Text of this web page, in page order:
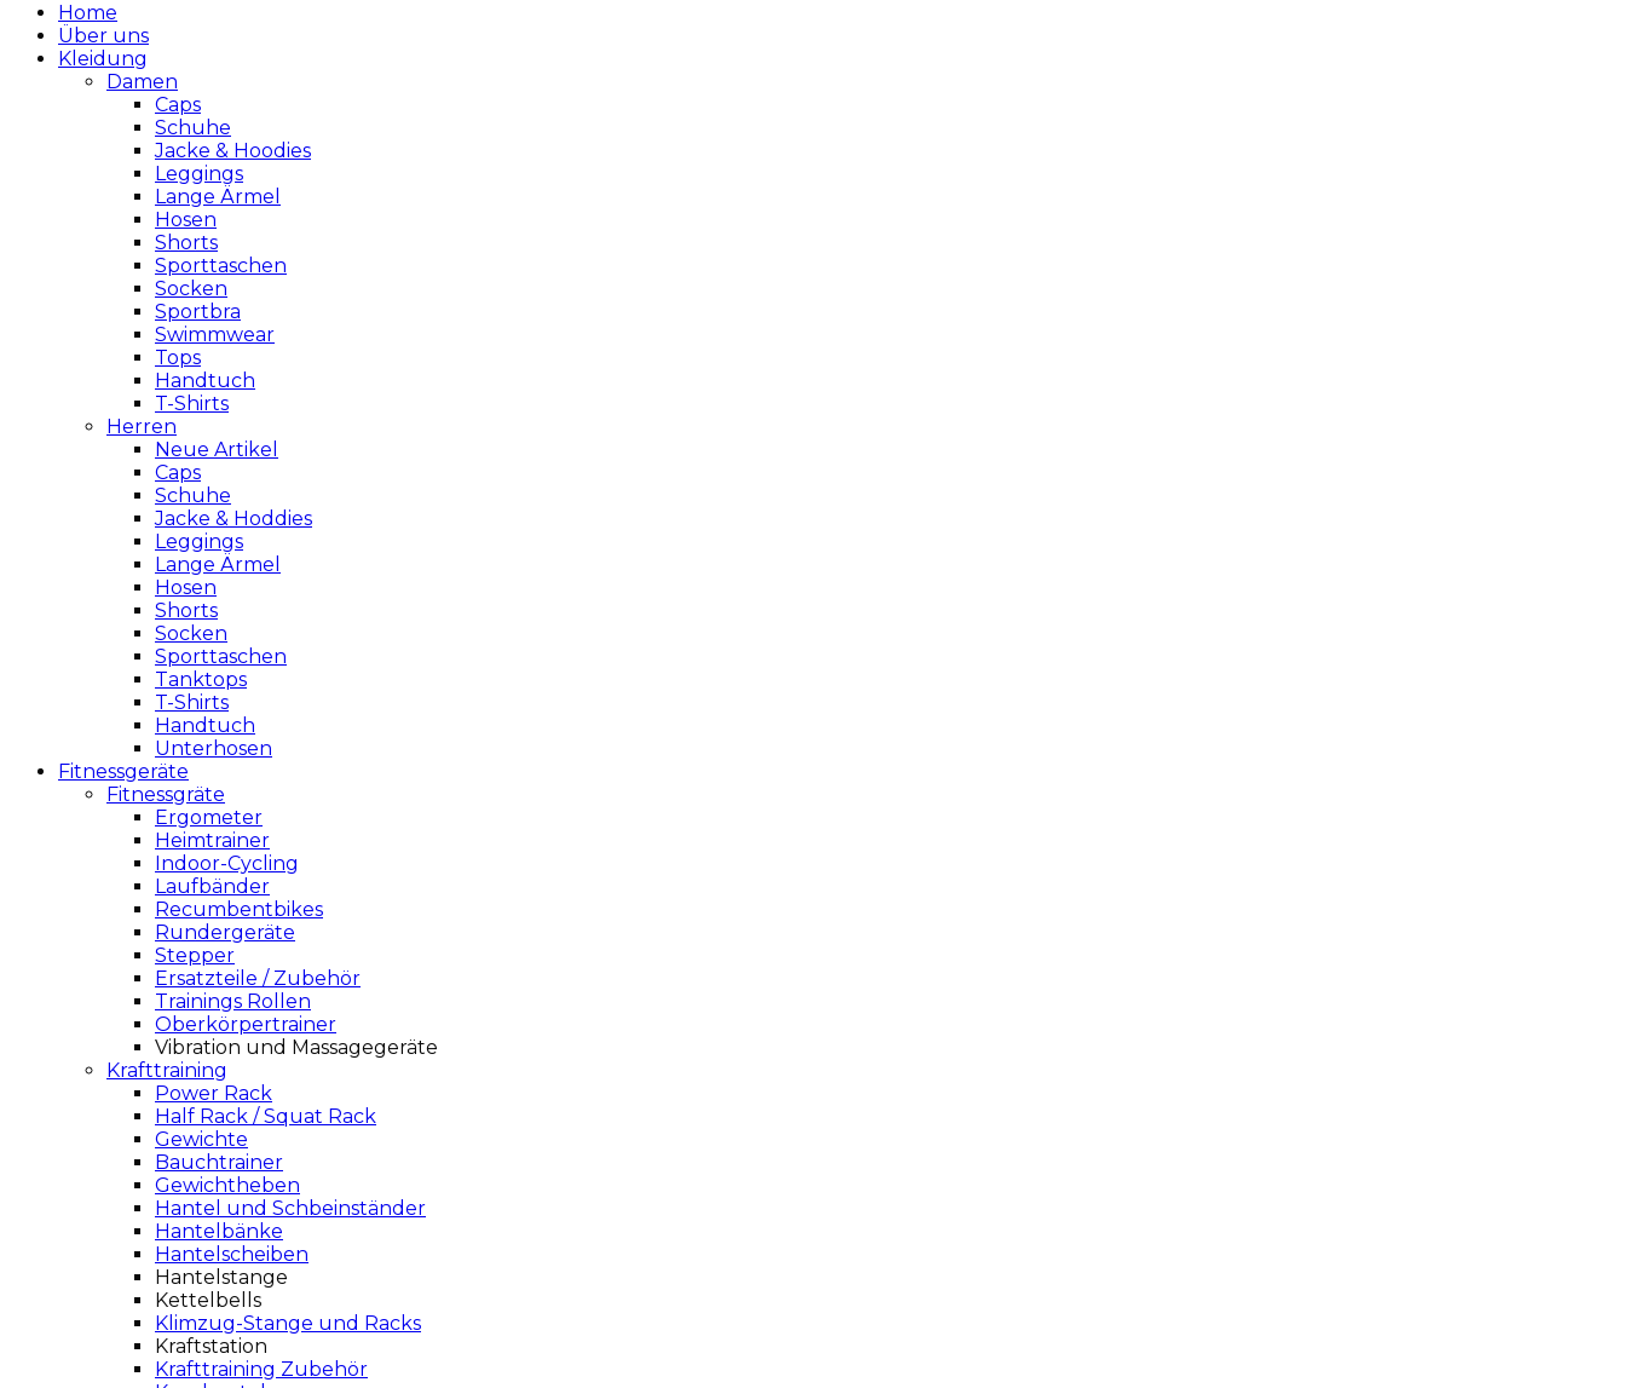
Home
Über uns
Kleidung
Damen
Caps
Schuhe
Jacke & Hoodies
Leggings
Lange Ärmel
Hosen
Shorts
Sporttaschen
Socken
Sportbra
Swimmwear
Tops
Handtuch
T-Shirts
Herren
Neue Artikel
Caps
Schuhe
Jacke & Hoddies
Leggings
Lange Ärmel
Hosen
Shorts
Socken
Sporttaschen
Tanktops
T-Shirts
Handtuch
Unterhosen
Fitnessgeräte
Fitnessgräte
Ergometer
Heimtrainer
Indoor-Cycling
Laufbänder
Recumbentbikes
Rundergeräte
Stepper
Ersatzteile / Zubehör
Trainings Rollen
Oberkörpertrainer
Vibration und Massagegeräte
Krafttraining
Power Rack
Half Rack / Squat Rack
Gewichte
Bauchtrainer
Gewichtheben
Hantel und Schbeinständer
Hantelbänke
Hantelscheiben
Hantelstange
Kettelbells
Klimzug-Stange und Racks
Kraftstation
Krafttraining Zubehör